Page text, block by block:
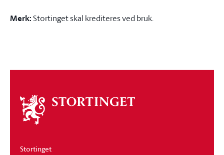
Merk:Stortinget skal krediteres ved bruk.
Om
stortinget
Stortinget